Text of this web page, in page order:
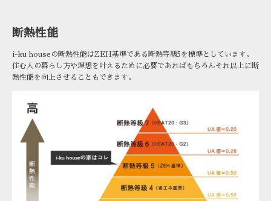
断熱性能
i-ku houseの断熱性能はZEH基準である断熱等級5を標準としています。
住む人の暮らし方や理想を叶えるために必要であればもちろんそれ以上に断
熱性能を向上させることもできます。